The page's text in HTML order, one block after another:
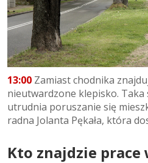
13:00 Zamiast chodnika
nieutwardzone klepisko. Taka
utrudnia poruszanie się
radna Jolanta Pękała, która
Kto znajdzie prace